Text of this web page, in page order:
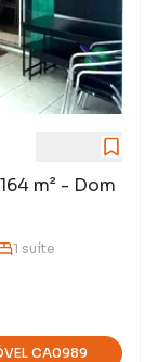
m² - Dom
1 suíte
CA0989